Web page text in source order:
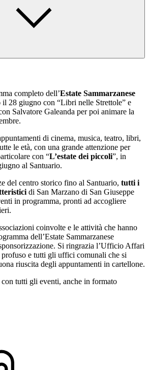
completo dell’Estate Sammarzanese
il 28 giugno con “Libri nelle Strettole” e
Salvatore Galeanda per poi animare la
di cinema, musica, teatro, libri,
le età, con una grande attenzione per
con “L’estate dei piccoli”, in
al Santuario.
del centro storico fino al Santuario, tutti i
di San Marzano di San Giuseppe
in programma, pronti ad accogliere
coinvolte e le attività che hanno
dell’Estate Sammarzanese
Si ringrazia l’Ufficio Affari
e tutti gli uffici comunali che si
riuscita degli appuntamenti in cartellone.
tutti gli eventi, anche in formato